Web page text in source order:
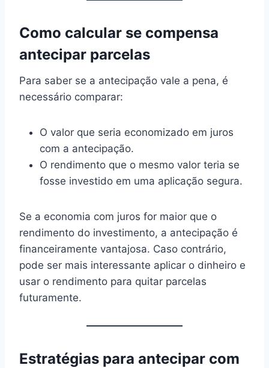
Como calcular se compensa
antecipar parcelas
Para saber se a antecipação vale a pena, é
necessário comparar:
O valor que seria economizado em juros
com a antecipação.
O rendimento que o mesmo valor teria se
fosse investido em uma aplicação segura.
Se a economia com juros for maior que o
rendimento do investimento, a antecipação é
financeiramente vantajosa. Caso contrário,
pode ser mais interessante aplicar o dinheiro e
usar o rendimento para quitar parcelas
futuramente.
Estratégias para antecipar com